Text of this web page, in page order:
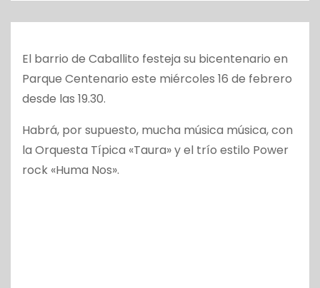
El barrio de Caballito festeja su bicentenario en
Parque Centenario este miércoles 16 de febrero
desde las 19.30.
Habrá, por supuesto, mucha música música, con
la Orquesta Típica «Taura» y el trío estilo Power
rock «Huma Nos».